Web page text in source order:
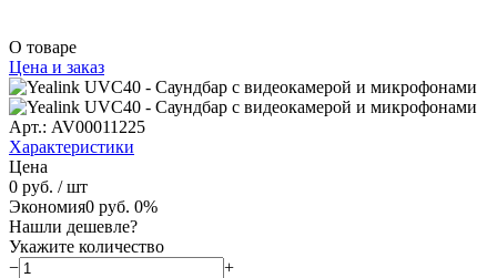
О товаре
Цена и заказ
Арт.: AV00011225
Характеристики
Цена
0 руб. / шт
Экономия0 руб. 0%
Нашли дешевле?
Укажите количество
−
+